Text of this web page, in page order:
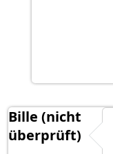
Bille (nicht
überprüft)